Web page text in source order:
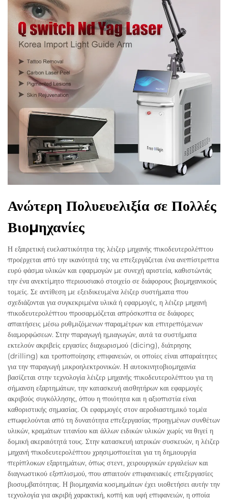
Ανώτερη Πολυευελιξία σε Πολλές
Βιομηχανίες
Η εξαιρετική ευελαστικότητα της λέιζερ μηχανής πικοδευτερολέπτου
προέρχεται από την ικανότητά της να επεξεργάζεται ένα ανεπίστρεπτα
ευρύ φάσμα υλικών και εφαρμογών με συνεχή αριστεία, καθιστώντάς
την ένα ανεκτίμητο περιουσιακό στοιχείο σε διάφορους βιομηχανικούς
τομείς. Σε αντίθεση με εξειδικευμένα λέιζερ συστήματα που
σχεδιάζονται για συγκεκριμένα υλικά ή εφαρμογές, η λέιζερ μηχανή
πικοδευτερολέπτου προσαρμόζεται απρόσκοπτα σε διάφορες
απαιτήσεις μέσω ρυθμιζόμενων παραμέτρων και επιτρεπόμενων
διαμορφώσεων. Στην παραγωγή ημιαγωγών, αυτά τα συστήματα
εκτελούν ακριβείς εργασίες διαχωρισμού (dicing), διάτρησης
(drilling) και τροποποίησης επιφανειών, οι οποίες είναι απαραίτητες
για την παραγωγή μικροηλεκτρονικών. Η αυτοκινητοβιομηχανία
βασίζεται στην τεχνολογία λέιζερ μηχανής πικοδευτερολέπτου για τη
σήμανση εξαρτημάτων, την κατασκευή αισθητήρων και εφαρμογές
ακριβούς συγκόλλησης, όπου η ποιότητα και η αξιοπιστία είναι
καθοριστικής σημασίας. Οι εφαρμογές στον αεροδιαστημικό τομέα
επωφελούνται από τη δυνατότητα επεξεργασίας προηγμένων συνθέτων
υλικών, κραμάτων τιτανίου και άλλων ειδικών υλικών χωρίς να θιγεί η
δομική ακεραιότητά τους. Στην κατασκευή ιατρικών συσκευών, η λέιζερ
μηχανή πικοδευτερολέπτου χρησιμοποιείται για τη δημιουργία
περίπλοκων εξαρτημάτων, όπως στεντ, χειρουργικών εργαλείων και
διαγνωστικού εξοπλισμού, που απαιτούν επιφανειακές επεξεργασίες
βιοσυμβατότητας. Η βιομηχανία κοσμημάτων έχει υιοθετήσει αυτήν την
τεχνολογία για ακριβή χαρακτική, κοπή και υφή επιφανειών, η οποία